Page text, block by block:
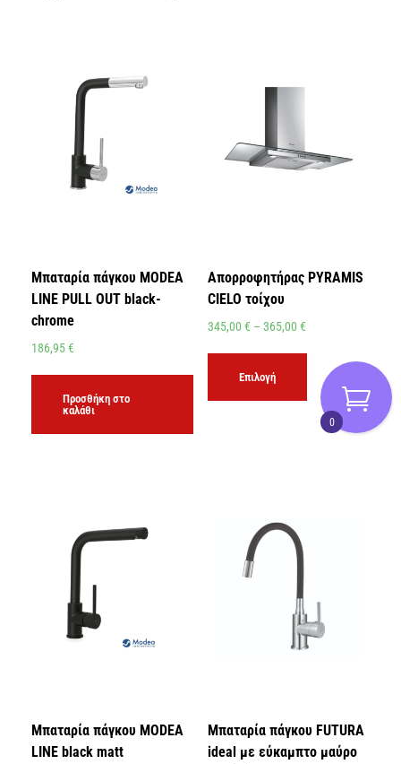
Μπαταρία πάγκου MODEA
LINE PULL OUT black-
chrome
186,95€
Προσθήκη στο
καλάθι
Απορροφητήρας PYRAMIS
CIELO τοίχου
345,00 € – 365,00 €
Επιλογή
Μπαταρία πάγκου MODEA
LINE black matt
Μπαταρία πάγκου FUTURA
ideal με εύκαμπτο μαύρο
0